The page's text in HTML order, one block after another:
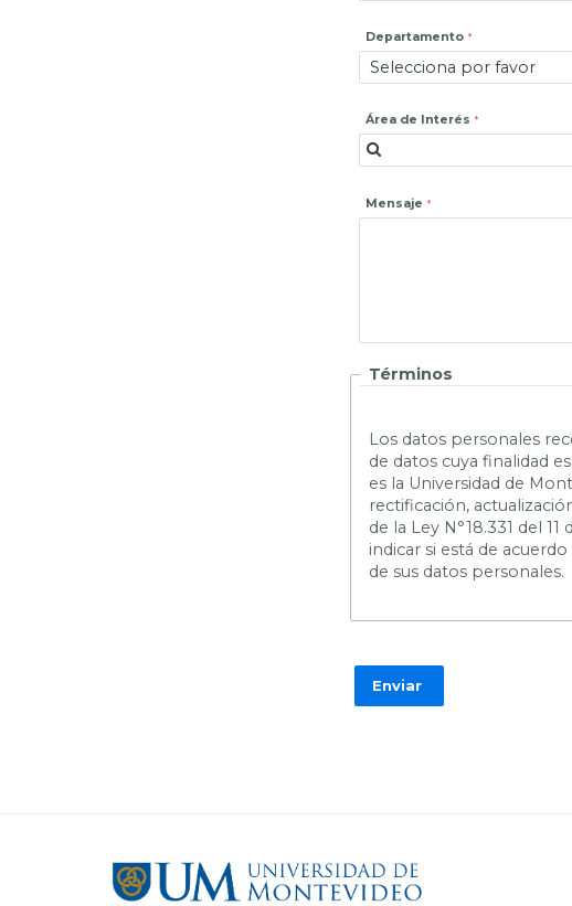
Departamento
Área de Interés
Mensaje
Términos
Los datos personales
de datos cuya finalidad
es la Universidad de
rectificación,
de la Ley N°18.331 del
indicar si está de
de sus datos personales.